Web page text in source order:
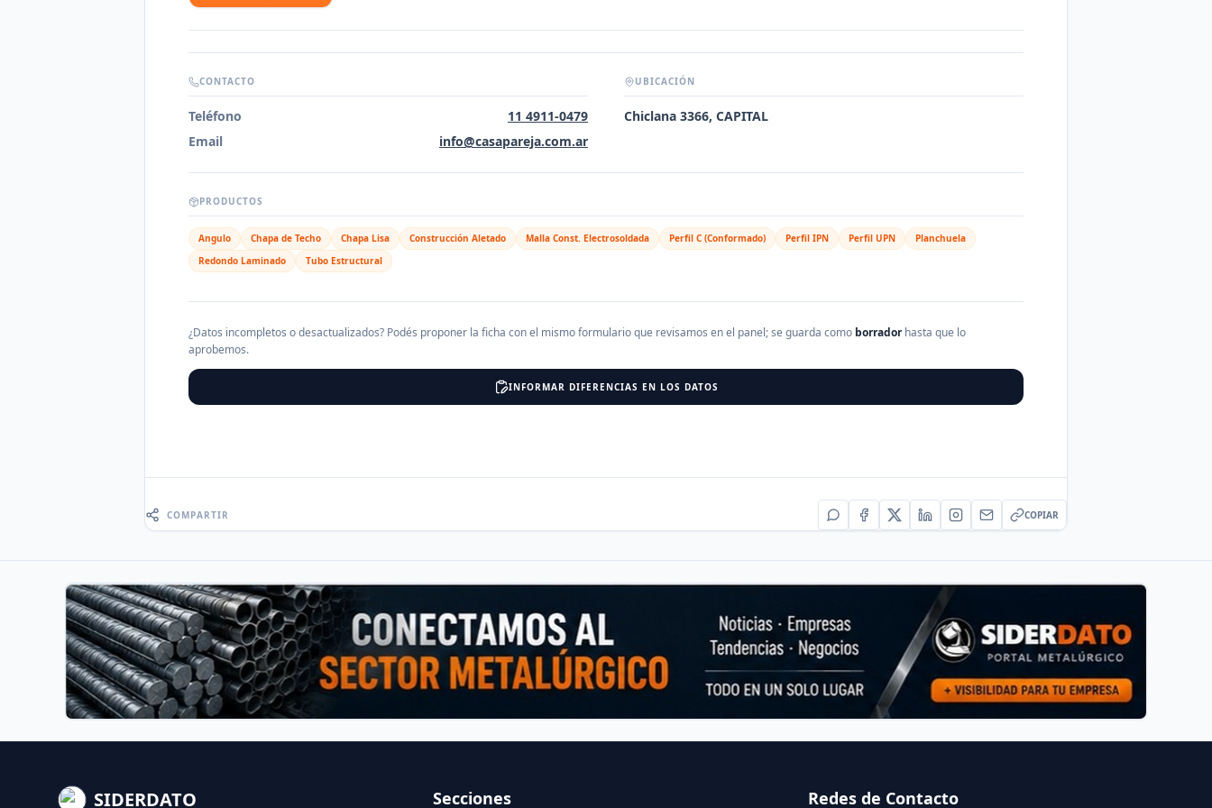
CONTACTO
Teléfono
11 4911-0479
Email
info@casapareja.com.ar
UBICACIÓN
Chiclana 3366, CAPITAL
PRODUCTOS
Angulo Chapa de Techo Chapa Lisa Construcción Aletado Malla Const. Electrosoldada Perfil C (Conformado) Perfil IPN Perfil UPN
Planchuela
Redondo Laminado
Tubo Estructural
¿Datos incompletos o desactualizados? Podés proponer la ficha con el mismo formulario que revisamos en el panel; se guarda como borradorhasta que lo
aprobemos.
INFORMAR DIFERENCIAS EN LOS DATOS
COMPARTIR COPIAR
SIDERDATO Secciones Redes de Contacto